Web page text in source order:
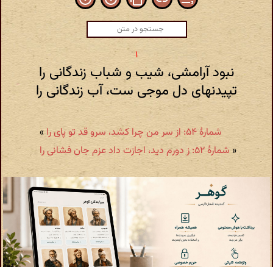
نبود آرامشی، شیب و شباب زندگانی را
تپیدنهای دل موجی ست، آب زندگانی را
شمارهٔ ۵۴: از سر من چرا کشد، سرو قد تو پای را
»
« شمارهٔ ۵۲: ز دورم دید، اجازت داد عزم جان فشانی را